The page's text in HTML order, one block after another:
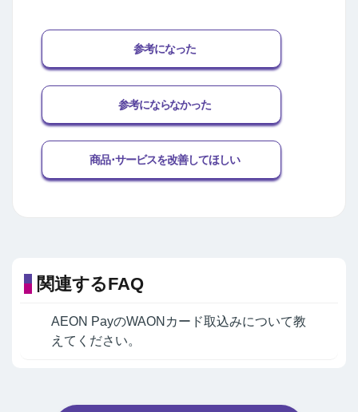
参考になった
参考にならなかった
商品･サービスを改善してほしい
関連するFAQ
AEON PayのWAONカード取込みについて教
えてください。